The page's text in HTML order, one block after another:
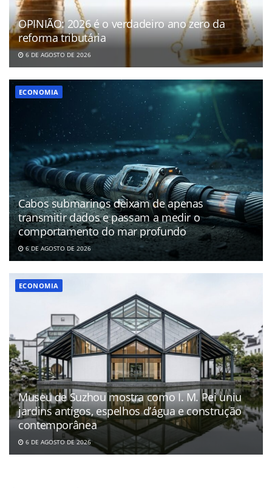
OPINIÃO: 2026 é o verdadeiro ano zero da
reforma tributária
6 DE AGOSTO DE 2026
ECONOMIA
Cabos submarinos deixam de apenas
transmitir dados e passam a medir o
comportamento do mar profundo
6 DE AGOSTO DE 2026
ECONOMIA
Museu de Suzhou mostra como I. M. Pei uniu
jardins antigos, espelhos d’água e construção
contemporânea
6 DE AGOSTO DE 2026